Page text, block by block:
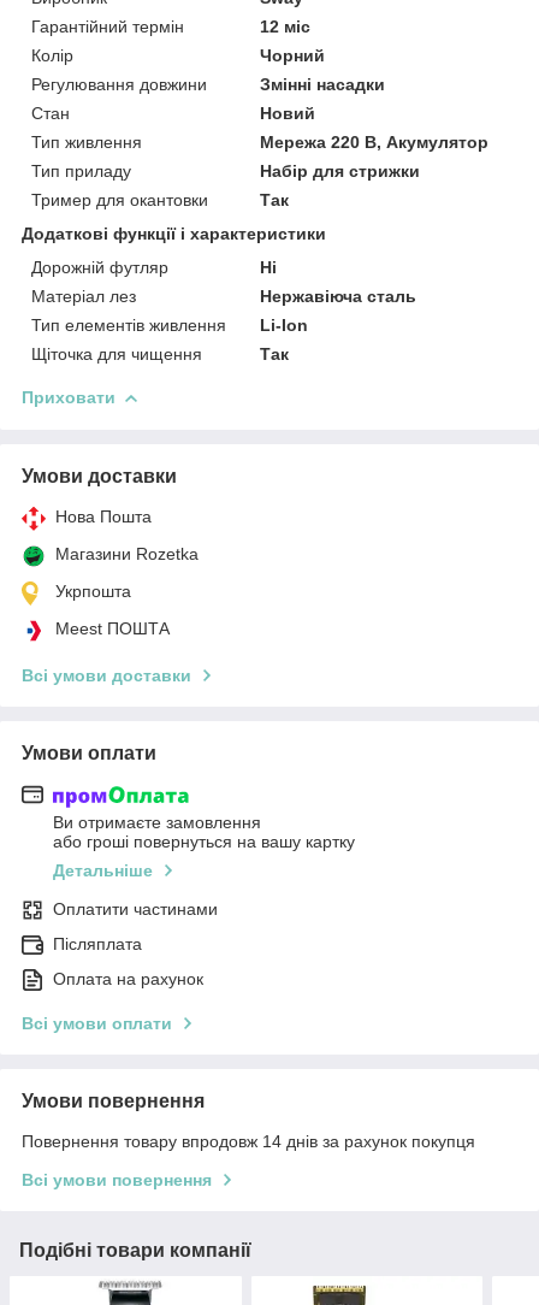
Гарантійний термін
12 міс
Колір
Чорний
Регулювання довжини
Змінні насадки
Стан
Новий
Тип живлення
Мережа 220 В, Акумулятор
Тип приладу
Набір для стрижки
Тример для окантовки
Так
Додаткові функції і характеристики
Дорожній футляр
Ні
Матеріал лез
Нержавіюча сталь
Тип елементів живлення
Li-Ion
Щіточка для чищення
Так
Приховати
Умови доставки
Нова Пошта
Магазини Rozetka
Укрпошта
Meest ПОШТА
Всі умови доставки
Умови оплати
Ви отримаєте замовлення
або гроші повернуться на вашу картку
Детальніше
Оплатити частинами
Післяплата
Оплата на рахунок
Всі умови оплати
Умови повернення
Повернення товару впродовж 14 днів за рахунок покупця
Всі умови повернення
Подібні товари компанії